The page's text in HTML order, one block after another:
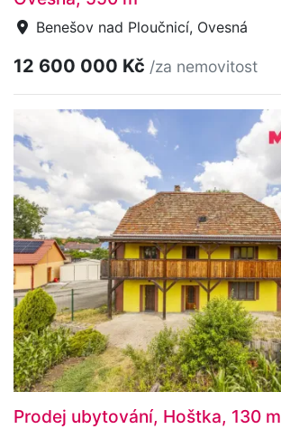
Benešov nad Ploučnicí, Ovesná
12 600 000 Kč /za nemovitost
Prodej ubytování, Hoštka, 130 m